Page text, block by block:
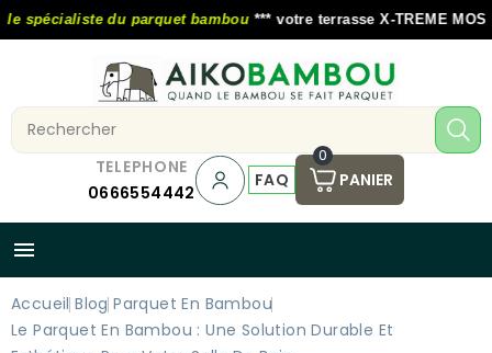
spécialiste du parquet bambou*** votre terrasse X-TREME
TELEPHONE
0666554442
FAQ
0
PANIER

Accueil Blog Parquet En Bambou
Le Parquet En Bambou : Une Solution Durable Et